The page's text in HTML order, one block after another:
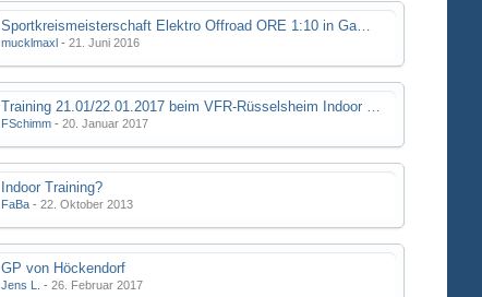
Sportkreismeisterschaft Elektro Offroad ORE 1:10 in Gamstädt bei Erfurt, Outdoor mit Indoor Ausweichmöglichkeit!!!
mucklmaxl- 21. Juni 2016
Training 21.01/22.01.2017 beim VFR-Rüsselsheim Indoor Halle
FSchimm- 20. Januar 2017
Indoor Training?
FaBa- 22. Oktober 2013
GP von Höckendorf
Jens L. - 26. Februar 2017